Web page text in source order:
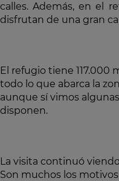
calles. Además, en el
disfrutan de una gran
El refugio tiene 117.000
todo lo que abarca la
aunque sí vimos
disponen.
La visita continuó
Son muchos los